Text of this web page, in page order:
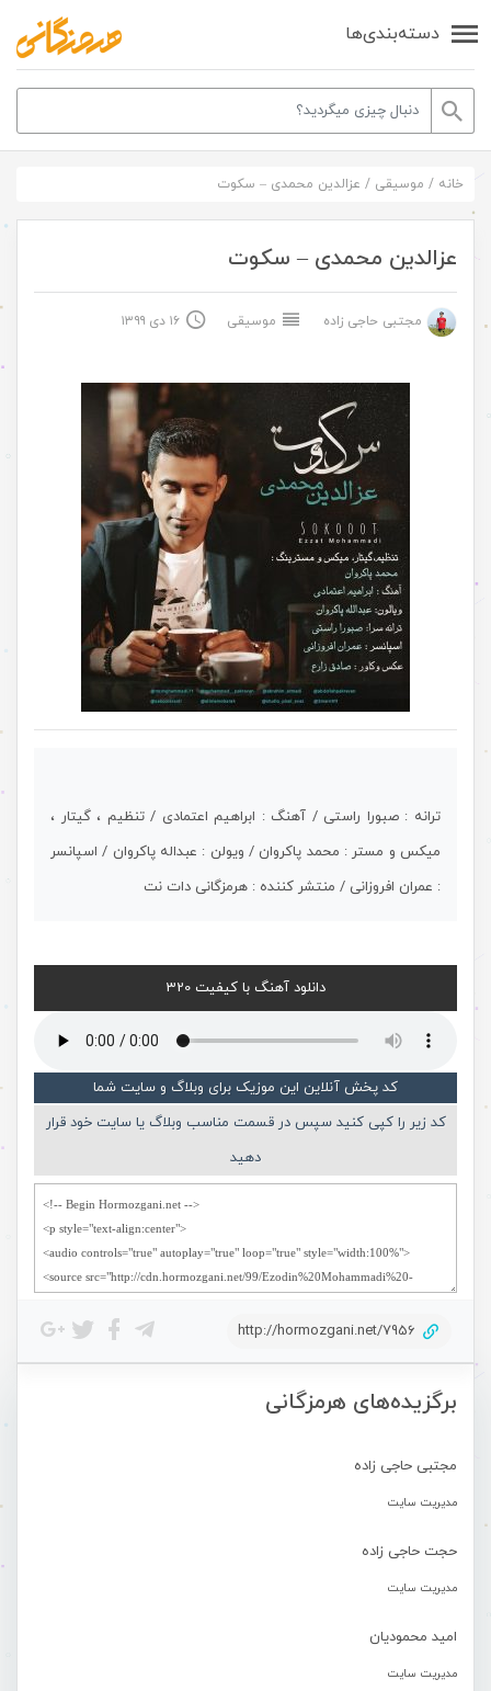
دسته‌بندی‌ها
برگزیده‌های هرمزگانی
مجتبی حاجی زاده
مدیریت سایت
حجت حاجی زاده
مدیریت سایت
امید محمودیان
مدیریت سایت
خانه / موسیقی / عزالدین محمدی – سکوت
عزالدین محمدی – سکوت
مجتبی حاجی زاده موسیقی ۱۶ دی ۱۳۹۹
ترانه : صبورا راستی / آهنگ : ابراهیم اعتمادی / تنظیم ، گیتار ،
میکس و مستر : محمد پاکروان / ویولن : عبداله پاکروان / اسپانسر
: عمران افروزانی / منتشر کننده : هرمزگانی دات نت
دانلود آهنگ با کیفیت 320
کد پخش آنلاین این موزیک برای وبلاگ و سایت شما
کد زیر را کپی کنید سپس در قسمت مناسب وبلاگ یا سایت خود قرار
دهید
http://hormozgani.net/7956